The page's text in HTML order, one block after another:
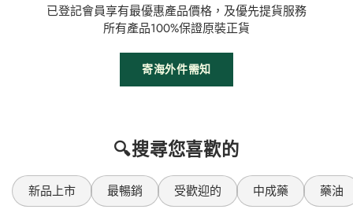
已登記會員享有最優惠產品價格，及優先提貨服務
所有產品100%保證原裝正貨
寄海外件需知
🔍搜尋您喜歡的
新品上市 最暢銷 受歡迎的 中成藥 藥油